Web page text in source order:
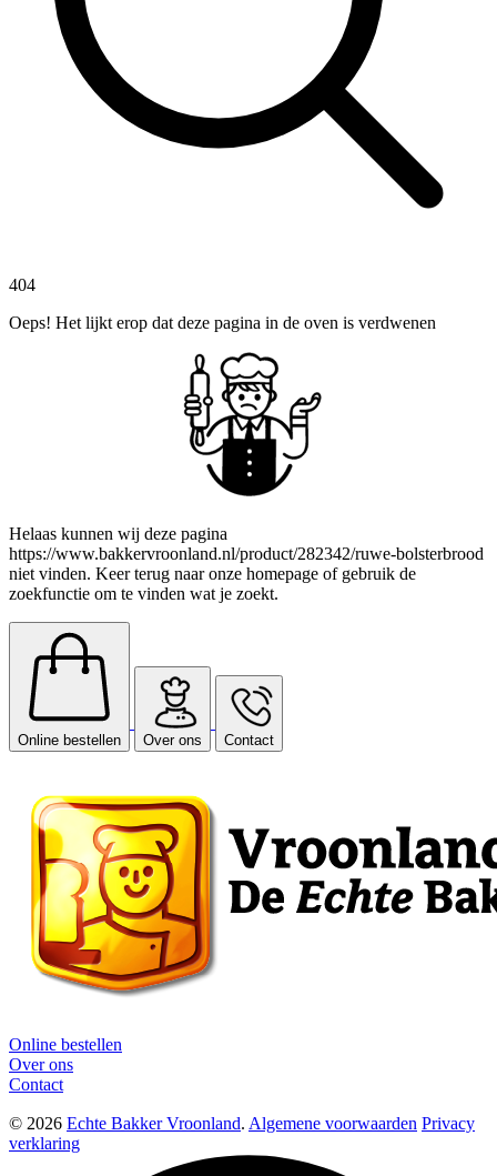
404
Oeps! Het lijkt erop dat deze pagina in de oven is verdwenen
Helaas kunnen wij deze pagina
https://www.bakkervroonland.nl/product/282342/ruwe-bolsterbrood
niet vinden. Keer terug naar onze homepage of gebruik de
zoekfunctie om te vinden wat je zoekt.
Online bestellen Over ons Contact
Online bestellen
Over ons
Contact
© 2026 Echte Bakker Vroonland. Algemene voorwaarden Privacy
verklaring